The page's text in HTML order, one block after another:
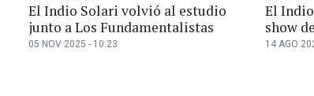
El Indio Solari volvió al estudio
junto a Los Fundamentalistas
05 NOV 2025 - 10:23
El
show
14 AGO